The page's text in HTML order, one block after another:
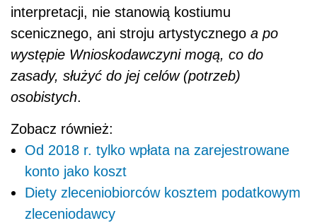
interpretacji, nie stanowią kostiumu
scenicznego, ani stroju artystycznego a po
występie Wnioskodawczyni mogą, co do
zasady, służyć do jej celów (potrzeb)
osobistych.
Zobacz również:
Od 2018 r. tylko wpłata na zarejestrowane
konto jako koszt
Diety zleceniobiorców kosztem podatkowym
zleceniodawcy